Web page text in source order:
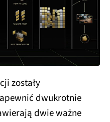
zostały
dwukrotnie
dwie ważne